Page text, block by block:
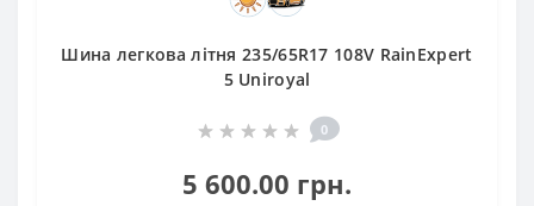
Шина легкова літня 235/65R17 108V RainExpert
5 Uniroyal
0
5 600.00 грн.